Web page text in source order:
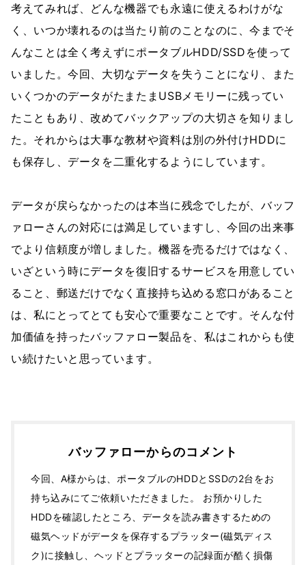
考えてみれば、どんな機器でも永遠に使えるわけがな
く、いつか壊れるのは当たり前のことなのに、今までそ
んなことは全く考えずにポータブルHDD/SSDを使って
いました。今回、大切なデータを失うことになり、また
いくつかのデータがたまたまUSBメモリーに残ってい
たこともあり、改めてバックアップの大切さを知りまし
た。それからは大事な教材や資料は別の外付けHDDに
も保存し、データを二重化するようにしています。
データが戻らなかったのは本当に残念でしたが、バッフ
ァローさんの対応には満足していますし、今回の出来事
でより信頼度が増しました。機器を売るだけではなく、
いざという時にデータを復旧するサービスを用意してい
ること、郵送だけでなく直接持ち込める窓口があること
は、私にとってとても安心で重要なことです。そんな付
加価値を持ったバッファロー製品を、私はこれからも使
い続けたいと思っています。
バッファローからのコメント
今回、A様からは、ポータブルのHDDとSSDの2台をお
持ち込みにてご依頼いただきました。 お預かりした
HDDを確認したところ、データを読み書きするための
磁気ヘッドがデータを保存するプラッター(磁気ディス
ク)に接触し、ヘッドとプラッターの記録面が酷く損傷